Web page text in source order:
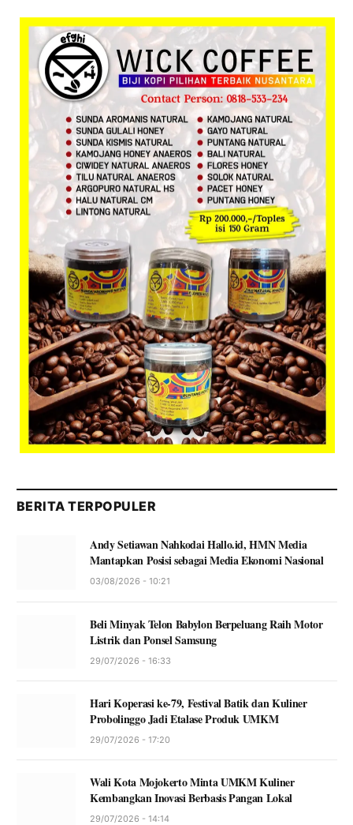
BERITA TERPOPULER
Andy Setiawan Nahkodai Hallo.id, HMN Media
Mantapkan Posisi sebagai Media Ekonomi Nasional
03/08/2026 - 10:21
Beli Minyak Telon Babylon Berpeluang Raih Motor
Listrik dan Ponsel Samsung
29/07/2026 - 16:33
Hari Koperasi ke-79, Festival Batik dan Kuliner
Probolinggo Jadi Etalase Produk UMKM
29/07/2026 - 17:20
Wali Kota Mojokerto Minta UMKM Kuliner
Kembangkan Inovasi Berbasis Pangan Lokal
29/07/2026 - 14:14